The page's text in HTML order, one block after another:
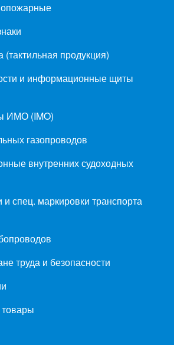
(тактильная продукция)
и информационные щиты
ИМО (IMO)
газопроводов
внутренних судоходных
и спец. маркировки транспорта
труда и безопасности